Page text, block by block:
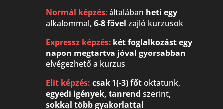
Normál képzés: általában heti egy
alkalommal, 6-8 fővel zajló kurzusok
Expressz képzés: két foglalkozást egy
napon megtartva jóval gyorsabban
elvégezhető a kurzus
Elit képzés: csak 1(-3) főtoktatunk,
egyedi igények, tanrend szerint,
sokkal több gyakorlattal